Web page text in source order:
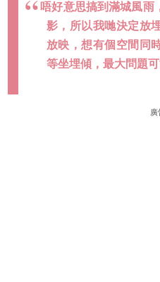
唔好意思搞到滿城風雨
影，所以我哋決定放
放映，想有個空間同
等坐埋傾，最大問題可
廣